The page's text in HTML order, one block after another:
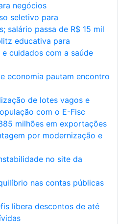
negócios
seletivo para
salário passa de R$ 15 mil
educativa para
cuidados com a saúde
economia pautam encontro
de lotes vagos e
com o E-Fisc
milhões em exportações
por modernização e
no site da
nas contas públicas
libera descontos de até